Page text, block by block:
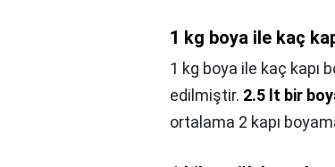
1 kg boya ile kaç
1 kg boya ile kaç kapı
edilmiştir. 2.5 lt bir
ortalama 2 kapı